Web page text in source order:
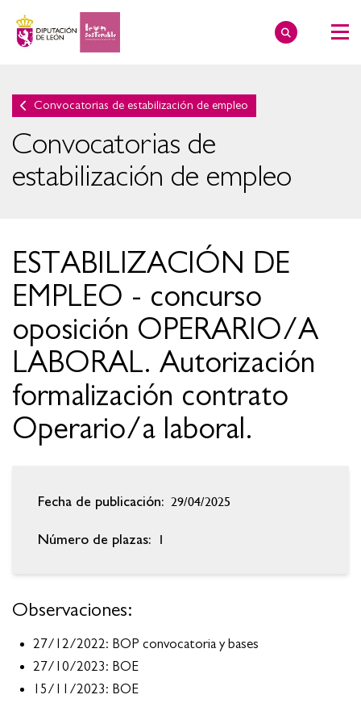
Convocatorias de estabilización de empleo
Convocatorias de
estabilización de empleo
ESTABILIZACIÓN DE
EMPLEO - concurso
oposición OPERARIO/A
LABORAL. Autorización
formalización contrato
Operario/a laboral.
Fecha de publicación: 29/04/2025
Número de plazas: 1
Observaciones:
27/12/2022: BOP convocatoria y bases
27/10/2023: BOE
15/11/2023: BOE